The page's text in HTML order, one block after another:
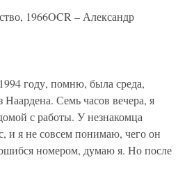
1966OCR – Александр
году, помню, была среда,
Наардена. Семь часов вечера, я
с работы. У незнакомца
и я не совсем понимаю, чего он
номером, думаю я. Но после